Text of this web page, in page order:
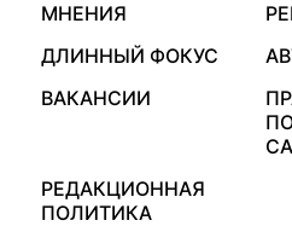
МНЕНИЯ
ДЛИННЫЙ ФОКУС
ВАКАНСИИ
РЕДАКЦИОННАЯ
ПОЛИТИКА